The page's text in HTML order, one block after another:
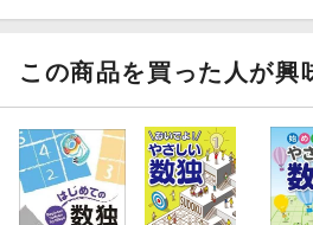
この商品を買った人が興